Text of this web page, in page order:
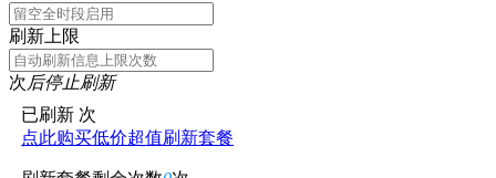
刷新上限
次后停止刷新
已刷新 次
点此购买低价超值刷新套餐